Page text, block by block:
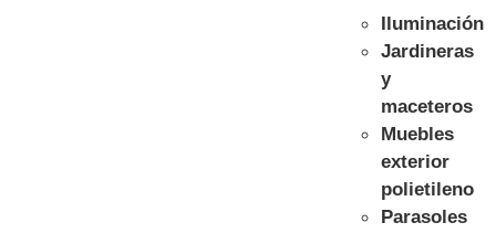
Iluminación
Jardineras
y
maceteros
Muebles
exterior
polietileno
Parasoles